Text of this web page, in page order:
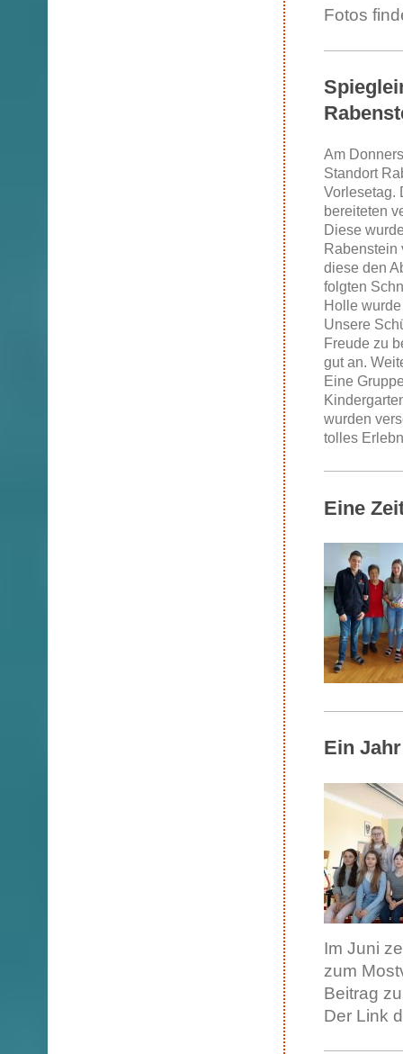
Fotos
Am
Standort
Vorlesetag.
bereiteten
Diese
Rabenstein
diese den
folgten
Holle
Unsere
Freude zu
gut an.
Eine
wurden
tolles
Eine
Ein
Im Juni
zum
Beitrag
Der Link